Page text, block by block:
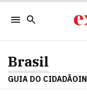
Brasil
GUIA DO CIDADÃO